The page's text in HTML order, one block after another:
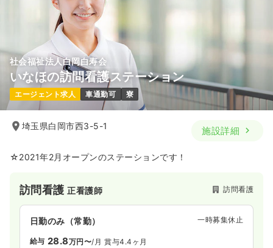
8:30～17:30
年間休日120日
4週8休以上
月給30万円以上可
気になる 詳細を見る
透析正看護師 一般病院
日勤のみ（常勤） 一時募集休止
給与 23.4 /月 賞与3ヶ月
※経験3年の例
年間休日120日
4週8休以上
月給25万円以上可
気になる
気になる
日勤のみ（パート） 一時募集休止
給与 時給1,650円〜
時間 8:30～17:00
社会福祉法人白岡白寿会
いなほの訪問看護ステーション
エージェント求人 車通勤可 寮
埼玉県白岡市西3-5-1 施設詳細
☆2021年2月オープンのステーションです！
訪問看護正看護師 訪問看護
日勤のみ（常勤） 一時募集休止
給与 28.8万円〜/月 賞与4.4ヶ月